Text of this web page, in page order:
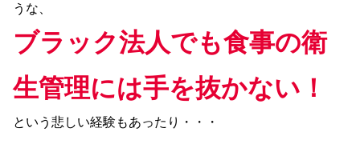
うな、
ブラック法人でも食事の衛
生管理には手を抜かない！
という悲しい経験もあったり・・・